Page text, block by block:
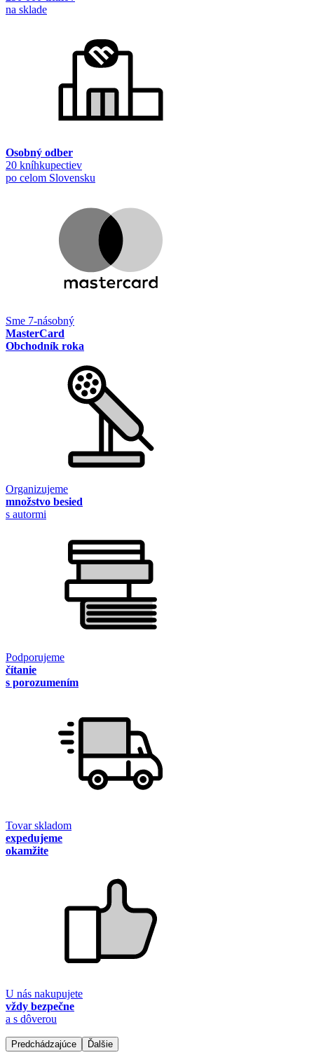
na sklade
Osobný odber
20 kníhkupectiev
po celom Slovensku
Sme 7-násobný
MasterCard
Obchodník roka
Organizujeme
množstvo besied
s autormi
Podporujeme
čítanie
s porozumením
Tovar skladom
expedujeme
okamžite
U nás nakupujete
vždy bezpečne
a s dôverou
Predchádzajúce Ďalšie